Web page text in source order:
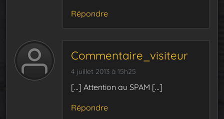
Répondre
Commentaire_visiteur
4 juillet 2013 à 15h25
[…] Attention au SPAM […]
Répondre